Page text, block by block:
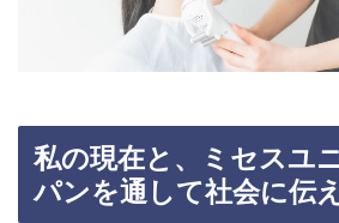
私の現在と、ミセスユ
パンを通して社会に伝